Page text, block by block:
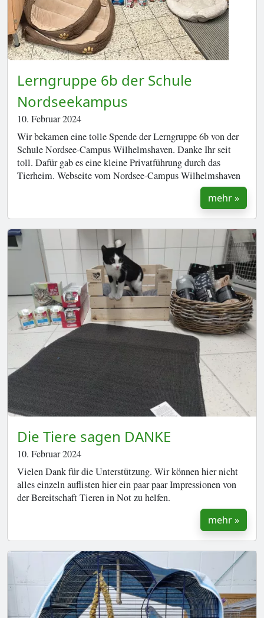
Lerngruppe 6b der Schule
Nordseekampus
10. Februar 2024
Wir bekamen eine tolle Spende der Lerngruppe 6b von der
Schule Nordsee-Campus Wilhelmshaven. Danke Ihr seit
toll. Dafür gab es eine kleine Privatführung durch das
Tierheim. Webseite vom Nordsee-Campus Wilhelmshaven
mehr »
Die Tiere sagen DANKE
10. Februar 2024
Vielen Dank für die Unterstützung. Wir können hier nicht
alles einzeln auflisten hier ein paar paar Impressionen von
der Bereitschaft Tieren in Not zu helfen.
mehr »